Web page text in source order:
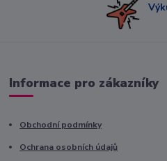
Informace pro zákazníky
Obchodní podmínky
Ochrana osobních údajů